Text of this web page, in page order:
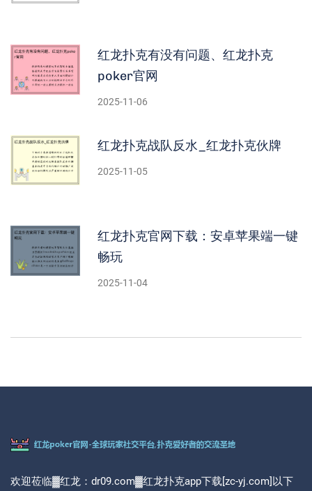
红龙扑克有没有问题、红龙扑克
poker官网
2025-11-06
红龙扑克战队反水_红龙扑克伙牌
2025-11-05
红龙扑克官网下载：安卓苹果端一键
畅玩
2025-11-04
欢迎莅临▓红龙：dr09.com▓红龙扑克app下载[zc-yj.com]以下